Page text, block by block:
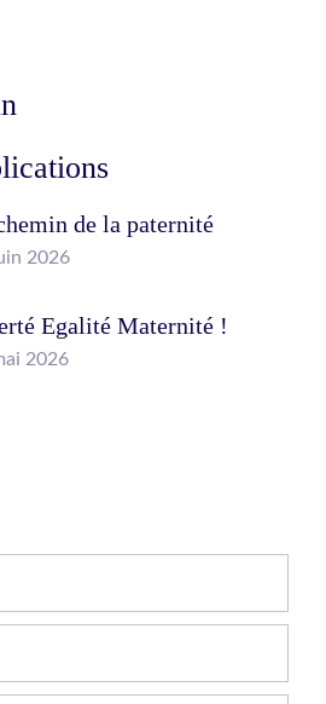
de la paternité
2026
Egalité Maternité !
2026